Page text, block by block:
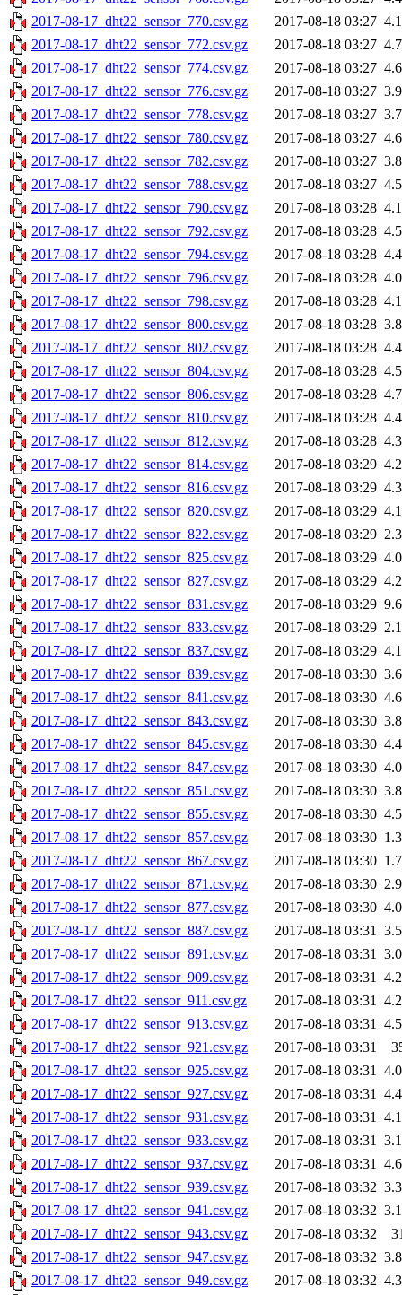
2017-08-17_dht22_sensor_770.csv.gz
2017-08-18 03:27
2017-08-17_dht22_sensor_772.csv.gz
2017-08-18 03:27
2017-08-17_dht22_sensor_774.csv.gz
2017-08-18 03:27
2017-08-17_dht22_sensor_776.csv.gz
2017-08-18 03:27
2017-08-17_dht22_sensor_778.csv.gz
2017-08-18 03:27
2017-08-17_dht22_sensor_780.csv.gz
2017-08-18 03:27
2017-08-17_dht22_sensor_782.csv.gz
2017-08-18 03:27
2017-08-17_dht22_sensor_788.csv.gz
2017-08-18 03:27
2017-08-17_dht22_sensor_790.csv.gz
2017-08-18 03:28
2017-08-17_dht22_sensor_792.csv.gz
2017-08-18 03:28
2017-08-17_dht22_sensor_794.csv.gz
2017-08-18 03:28
2017-08-17_dht22_sensor_796.csv.gz
2017-08-18 03:28
2017-08-17_dht22_sensor_798.csv.gz
2017-08-18 03:28
2017-08-17_dht22_sensor_800.csv.gz
2017-08-18 03:28
2017-08-17_dht22_sensor_802.csv.gz
2017-08-18 03:28
2017-08-17_dht22_sensor_804.csv.gz
2017-08-18 03:28
2017-08-17_dht22_sensor_806.csv.gz
2017-08-18 03:28
2017-08-17_dht22_sensor_810.csv.gz
2017-08-18 03:28
2017-08-17_dht22_sensor_812.csv.gz
2017-08-18 03:28
2017-08-17_dht22_sensor_814.csv.gz
2017-08-18 03:29
2017-08-17_dht22_sensor_816.csv.gz
2017-08-18 03:29
2017-08-17_dht22_sensor_820.csv.gz
2017-08-18 03:29
2017-08-17_dht22_sensor_822.csv.gz
2017-08-18 03:29
2017-08-17_dht22_sensor_825.csv.gz
2017-08-18 03:29
2017-08-17_dht22_sensor_827.csv.gz
2017-08-18 03:29
2017-08-17_dht22_sensor_831.csv.gz
2017-08-18 03:29
2017-08-17_dht22_sensor_833.csv.gz
2017-08-18 03:29
2017-08-17_dht22_sensor_837.csv.gz
2017-08-18 03:29
2017-08-17_dht22_sensor_839.csv.gz
2017-08-18 03:30
2017-08-17_dht22_sensor_841.csv.gz
2017-08-18 03:30
2017-08-17_dht22_sensor_843.csv.gz
2017-08-18 03:30
2017-08-17_dht22_sensor_845.csv.gz
2017-08-18 03:30
2017-08-17_dht22_sensor_847.csv.gz
2017-08-18 03:30
2017-08-17_dht22_sensor_851.csv.gz
2017-08-18 03:30
2017-08-17_dht22_sensor_855.csv.gz
2017-08-18 03:30
2017-08-17_dht22_sensor_857.csv.gz
2017-08-18 03:30
2017-08-17_dht22_sensor_867.csv.gz
2017-08-18 03:30
2017-08-17_dht22_sensor_871.csv.gz
2017-08-18 03:30
2017-08-17_dht22_sensor_877.csv.gz
2017-08-18 03:30
2017-08-17_dht22_sensor_887.csv.gz
2017-08-18 03:31
2017-08-17_dht22_sensor_891.csv.gz
2017-08-18 03:31
2017-08-17_dht22_sensor_909.csv.gz
2017-08-18 03:31
2017-08-17_dht22_sensor_911.csv.gz
2017-08-18 03:31
2017-08-17_dht22_sensor_913.csv.gz
2017-08-18 03:31
2017-08-17_dht22_sensor_921.csv.gz
2017-08-18 03:31
2017-08-17_dht22_sensor_925.csv.gz
2017-08-18 03:31
2017-08-17_dht22_sensor_927.csv.gz
2017-08-18 03:31
2017-08-17_dht22_sensor_931.csv.gz
2017-08-18 03:31
2017-08-17_dht22_sensor_933.csv.gz
2017-08-18 03:31
2017-08-17_dht22_sensor_937.csv.gz
2017-08-18 03:31
2017-08-17_dht22_sensor_939.csv.gz
2017-08-18 03:32
2017-08-17_dht22_sensor_941.csv.gz
2017-08-18 03:32
2017-08-17_dht22_sensor_943.csv.gz
2017-08-18 03:32
2017-08-17_dht22_sensor_947.csv.gz
2017-08-18 03:32
2017-08-17_dht22_sensor_949.csv.gz
2017-08-18 03:32